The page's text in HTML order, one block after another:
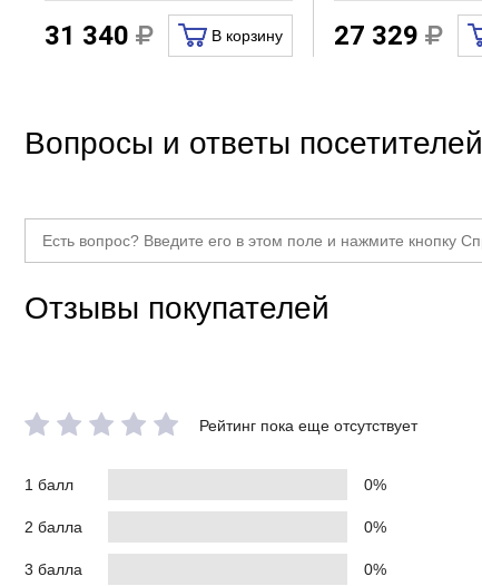
31 340 В корзину 27 329
Вопросы и ответы посетителей
Отзывы покупателей
Рейтинг пока еще отсутствует
1 балл 0%
2 балла 0%
3 балла 0%